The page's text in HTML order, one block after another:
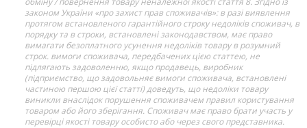
законом України «про захист прав споживачів»: в разі виявлення
протягом встановленого гарантійного строку недоліків споживач, в
порядку та в строки, встановлені законодавством, має право
вимагати безоплатного усунення недоліків товару в розумний
строк. вимоги споживача, передбачених цією статтею, не
підлягають задоволенню, якщо продавець, виробник
(підприємство, що задовольняє вимоги споживача, встановлені
частиною першою цієї статті) доведуть, що недоліки товару
виникли внаслідок порушення споживачем правил користування
товаром або його зберігання. Споживач має право брати участь у
перевірці якості товару особисто або через свого представника.